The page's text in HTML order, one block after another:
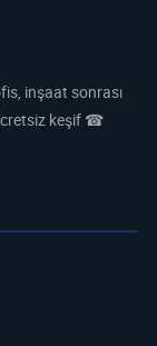
inşaat sonrası
keşif ☎